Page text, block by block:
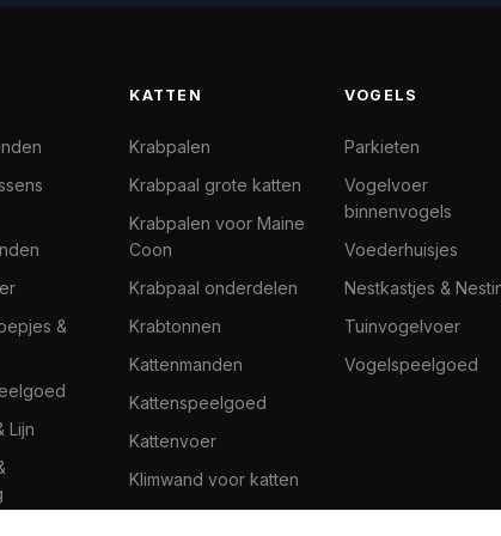
&
Lijn
KATTEN
Krabpalen
Krabpaal grote katten
Krabpalen voor Maine
Coon
Krabpaal onderdelen
Krabtonnen
Kattenmanden
Kattenspeelgoed
Kattenvoer
Klimwand voor katten
VOGELS
Parkieten
Vogelvoer
binnenvogels
Voederhuisjes
Nestkastjes &
Tuinvogelvoer
Vogelspeelgoed